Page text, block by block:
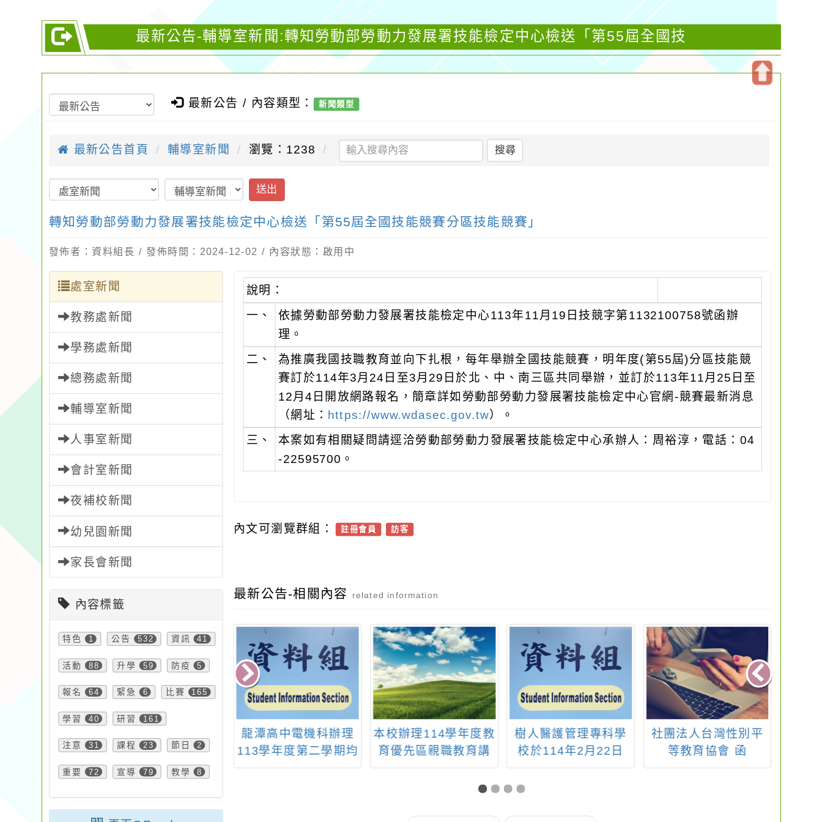
最新公告-輔導室新聞:轉知勞動部勞動力發展署技能檢定中心檢送「第55屆全國技
最新公告 / 內容類型： 新聞類型
最新公告首頁 輔導室新聞 瀏覽：1238 搜尋
送出
轉知勞動部勞動力發展署技能檢定中心檢送「第55屆全國技能競賽分區技能競賽」
發佈者：資料組長 / 發佈時間：2024-12-02 / 內容狀態：啟用中
處室新聞
教務處新聞
學務處新聞
總務處新聞
輔導室新聞
人事室新聞
會計室新聞
夜補校新聞
幼兒園新聞
家長會新聞
內容標籤
特色 1 公告 532 資訊 41
活動 88 升學 59 防疫 5
報名 64 緊急 6 比賽 165
學習 40 研習 161
注意 31 課程 23 節日 2
重要 72 宣導 79 教學 8
說明：
一、 依據勞動部勞動力發展署技能檢定中心113年11月19日技競字第1132100758號函辦
理。
二、
為推廣我國技職教育並向下扎根，每年舉辦全國技能競賽，明年度(第55屆)分區技能競
賽訂於114年3月24日至3月29日於北、中、南三區共同舉辦，並訂於113年11月25日至
12月4日開放網路報名，簡章詳如勞動部勞動力發展署技能檢定中心官網-競賽最新消息
（網址： https://www.wdasec.gov.tw）。
三、 本案如有相關疑問請逕洽勞動部勞動力發展署技能檢定中心承辦人：周裕淳，電話：04
-22595700。
內文可瀏覽群組： 註冊會員 訪客
最新公告-相關內容 related information
辦理114年度
霸凌輔導人員
學『2024 TSSE國際
學術研討會-融合教育
龍潭高中電機科辦理
113學年度第二學期均
質化「智慧程載莓好
本校辦理114學年度教
育優先區親職教育講
座-「擁抱刺蝟孩子-與
青少年溝通互動的心
樹人醫護管理專科學
校於114年2月22日
(星期六)08:30-
12:30，辦理「貪吃蛇
社團法人台灣性別平
等教育協會 函